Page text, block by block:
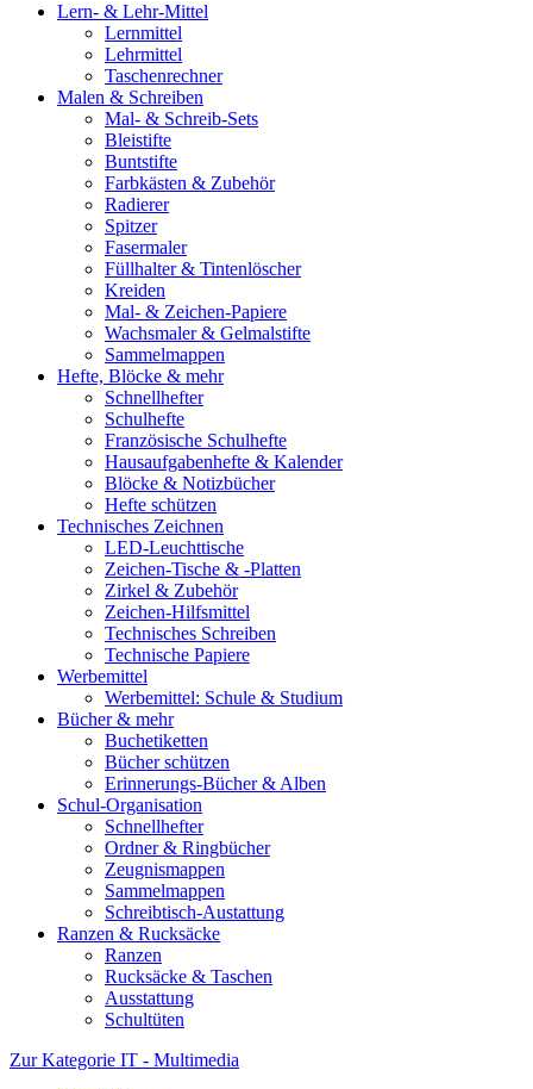
Lern- & Lehr-Mittel
Lernmittel
Lehrmittel
Taschenrechner
Malen & Schreiben
Mal- & Schreib-Sets
Bleistifte
Buntstifte
Farbkästen & Zubehör
Radierer
Spitzer
Fasermaler
Füllhalter & Tintenlöscher
Kreiden
Mal- & Zeichen-Papiere
Wachsmaler & Gelmalstifte
Sammelmappen
Hefte, Blöcke & mehr
Schnellhefter
Schulhefte
Französische Schulhefte
Hausaufgabenhefte & Kalender
Blöcke & Notizbücher
Hefte schützen
Technisches Zeichnen
LED-Leuchttische
Zeichen-Tische & -Platten
Zirkel & Zubehör
Zeichen-Hilfsmittel
Technisches Schreiben
Technische Papiere
Werbemittel
Werbemittel: Schule & Studium
Bücher & mehr
Buchetiketten
Bücher schützen
Erinnerungs-Bücher & Alben
Schul-Organisation
Schnellhefter
Ordner & Ringbücher
Zeugnismappen
Sammelmappen
Schreibtisch-Austattung
Ranzen & Rucksäcke
Ranzen
Rucksäcke & Taschen
Ausstattung
Schultüten
Zur Kategorie IT - Multimedia